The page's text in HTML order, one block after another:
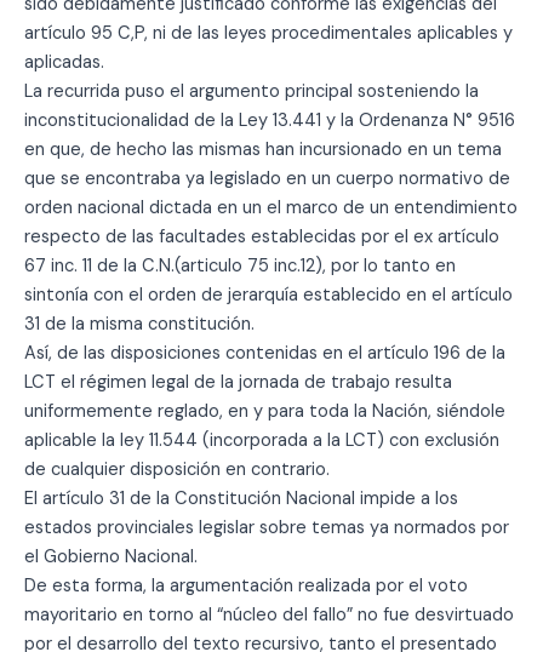
artículo 95 C,P, ni de las leyes procedimentales aplicables y
aplicadas.
La recurrida puso el argumento principal sosteniendo la
inconstitucionalidad de la Ley 13.441 y la Ordenanza N° 9516
en que, de hecho las mismas han incursionado en un tema
que se encontraba ya legislado en un cuerpo normativo de
orden nacional dictada en un el marco de un entendimiento
respecto de las facultades establecidas por el ex artículo
67 inc. 11 de la C.N.(articulo 75 inc.12), por lo tanto en
sintonía con el orden de jerarquía establecido en el artículo
31 de la misma constitución.
Así, de las disposiciones contenidas en el artículo 196 de la
LCT el régimen legal de la jornada de trabajo resulta
uniformemente reglado, en y para toda la Nación, siéndole
aplicable la ley 11.544 (incorporada a la LCT) con exclusión
de cualquier disposición en contrario.
El artículo 31 de la Constitución Nacional impide a los
estados provinciales legislar sobre temas ya normados por
el Gobierno Nacional.
De esta forma, la argumentación realizada por el voto
mayoritario en torno al “núcleo del fallo” no fue desvirtuado
por el desarrollo del texto recursivo, tanto el presentado